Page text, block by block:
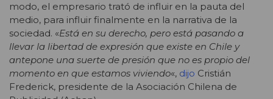
modo, el empresario trató de influir en la pauta del
medio, para influir finalmente en la narrativa de la
sociedad. «Está en su derecho, pero está pasando a
llevar la libertad de expresión que existe en Chile y
antepone una suerte de presión que no es propio del
momento en que estamos viviendo«, dijo Cristián
Frederick, presidente de la Asociación Chilena de